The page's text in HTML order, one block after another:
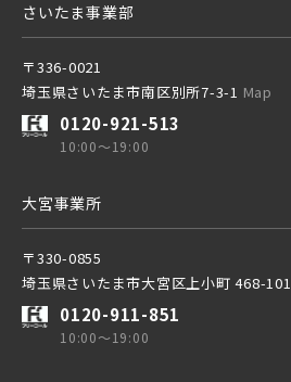
さいたま事業部
〒336-0021
埼玉県さいたま市南区別所7-3-1 Map
0120-921-513
10:00～19:00
大宮事業所
〒330-0855
埼玉県さいたま市大宮区上小町 468-101
0120-911-851
10:00～19:00